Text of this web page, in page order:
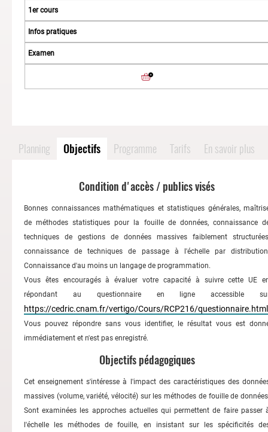
Planning Objectifs Programme Tarifs En savoir plus
Condition d'accès / publics visés
Bonnes connaissances mathématiques et statistiques générales,
de méthodes statistiques pour la fouille de données, connaissance
techniques de gestions de données massives faiblement
connaissance de techniques de passage à l'échelle par
Connaissance d'au moins un langage de programmation.
Vous êtes encouragés à évaluer votre capacité à suivre cette UE
répondant au questionnaire en ligne accessible
https://cedric.cnam.fr/vertigo/Cours/RCP216/questionnaire.html
Vous pouvez répondre sans vous identifier, le résultat vous est
immédiatement et n'est pas enregistré.
Objectifs pédagogiques
Cet enseignement s'intéresse à l'impact des caractéristiques des
massives (volume, variété, vélocité) sur les méthodes de fouille de
Sont examinées les approches actuelles qui permettent de faire passer
l'échelle les méthodes de fouille, en insistant sur les spécificités